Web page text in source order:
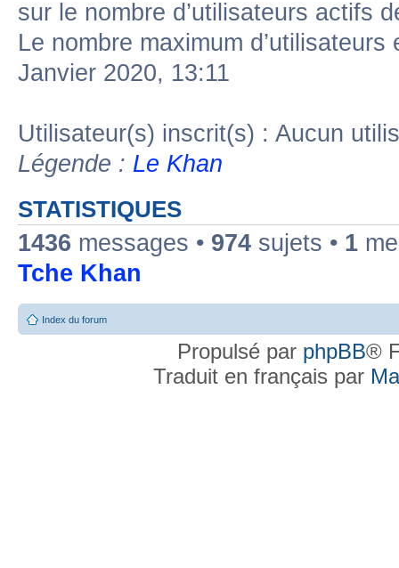
sur le nombre d’utilisateurs actifs
Le nombre maximum
Janvier 2020, 13:11
Utilisateur(s) inscrit(s) : Aucun
Légende : Le Khan
STATISTIQUES
1436 messages • 974 sujets • 1
Tche Khan
Index du forum
Propulsé par phpBB®
Traduit en français par